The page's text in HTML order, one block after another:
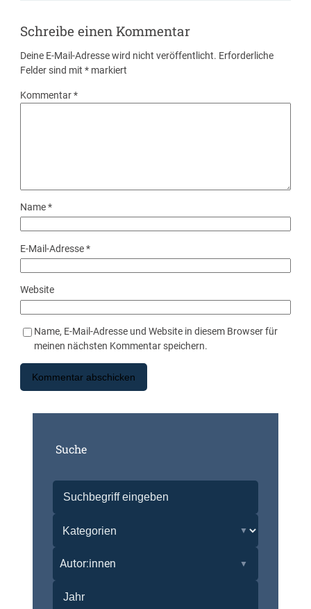
Schreibe einen Kommentar
Deine E-Mail-Adresse wird nicht veröffentlicht. Erforderliche
Felder sind mit* markiert
Kommentar*
Name*
E-Mail-Adresse*
Website
Name, E-Mail-Adresse und Website in diesem Browser für
meinen nächsten Kommentar speichern.
Suche
Autor:innen